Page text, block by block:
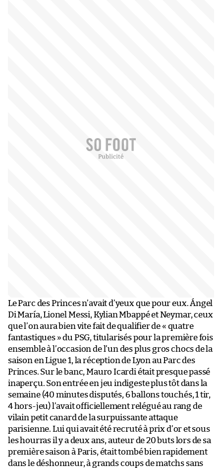
Le Parc des Princes n’avait d’yeux que pour eux. Ángel
Di María, Lionel Messi, Kylian Mbappé et Neymar, ceux
que l’on aura bien vite fait de qualifier de « quatre
fantastiques » du PSG, titularisés pour la première fois
ensemble à l’occasion de l’un des plus gros chocs de la
saison en Ligue 1, la réception de Lyon au Parc des
Princes. Sur le banc, Mauro Icardi était presque passé
inaperçu. Son entrée en jeu indigeste plus tôt dans la
semaine (40 minutes disputés, 6 ballons touchés, 1 tir,
4 hors-jeu) l’avait officiellement relégué au rang de
vilain petit canard de la surpuissante attaque
parisienne. Lui qui avait été recruté à prix d’or et sous
les hourras il y a deux ans, auteur de 20 buts lors de sa
première saison à Paris, était tombé bien rapidement
dans le déshonneur, à grands coups de matchs sans